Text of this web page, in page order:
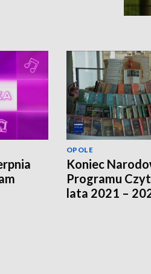
OPOLE
Koniec
Programu
lata 2021 –